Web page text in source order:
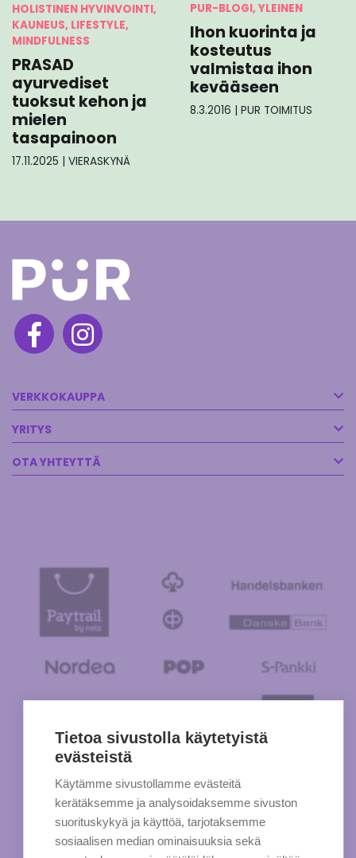
HOLISTINEN HYVINVOINTI,
KAUNEUS, LIFESTYLE,
MINDFULNESS
PRASAD
ayurvediset
tuoksut kehon ja
mielen
tasapainoon
17.11.2025 | VIERASKYNÄ
PUR-BLOGI, YLEINEN
Ihon kuorinta ja
kosteutus
valmistaa ihon
kevääseen
8.3.2016 PUR TOIMITUS
VERKKOKAUPPA
YRITYS
OTA YHTEYTTÄ
Tietoa sivustolla käytetyistä
evästeistä
Käytämme sivustollamme evästeitä
kerätäksemme ja analysoidaksemme sivuston
suorituskykyä ja käyttöä, tarjotaksemme
sosiaalisen median ominaisuuksia sekä